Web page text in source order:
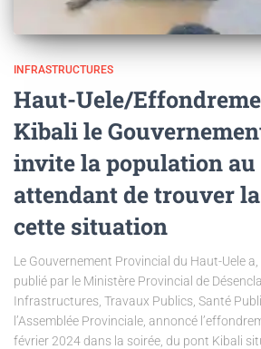
INFRASTRUCTURES
Haut-Uele/
Kibali le
invite la population au
attendant de trouver
cette situation
Le Gouvernement Provincial du Haut-Uele
publié par le Ministère Provincial de
Infrastructures, Travaux Publics, Santé
l’Assemblée Provinciale, annoncé
février 2024 dans la soirée, du pont Kibali